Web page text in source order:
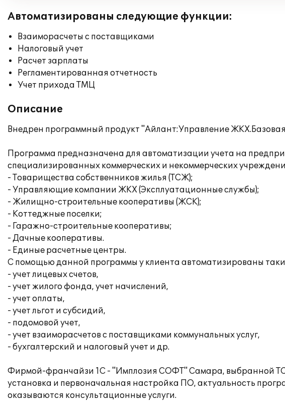
Автоматизированы следующие функции:
Взаиморасчеты с поставщиками
Налоговый учет
Расчет зарплаты
Регламентированная отчетность
Учет прихода ТМЦ
Описание
Внедрен программный продукт "Айлант:Управление
Программа предназначена для автоматизации учета на
специализированных коммерческих и некоммерческих
- Товарищества собственников жилья (ТСЖ);
- Управляющие компании ЖКХ (Эксплуатационные службы);
- Жилищно-строительные кооперативы (ЖСК);
- Коттеджные поселки;
- Гаражно-строительные кооперативы;
- Дачные кооперативы.
- Единые расчетные центры.
С помощью данной программы у клиента автоматизированы
- учет лицевых счетов,
- учет жилого фонда, учет начислений,
- учет оплаты,
- учет льгот и субсидий,
- подомовой учет,
- учет взаиморасчетов с поставщиками коммунальных услуг,
- бухгалтерский и налоговый учет и др.
Фирмой-франчайзи 1С - "Имплозия СОФТ" Самара, выбранной
установка и первоначальная настройка ПО, актуальность
оказываются консультационные услуги.